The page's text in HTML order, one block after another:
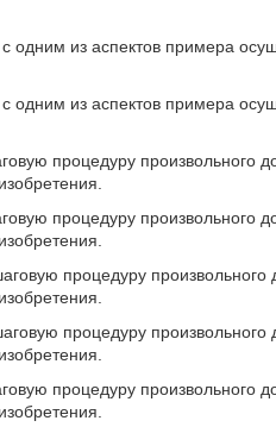
одним из аспектов примера
одним из аспектов примера
процедуру произвольного
процедуру произвольного
процедуру произвольного
процедуру произвольного
процедуру произвольного